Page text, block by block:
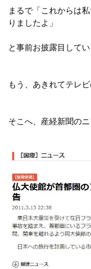
まるで「これからは
りましたよ」
と事前お披露目して
もう、あきれてテレ
そこへ、産経新聞のニ